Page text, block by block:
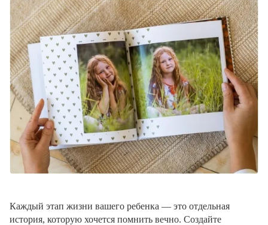
Каждый этап жизни вашего ребенка — это отдельная
история, которую хочется помнить вечно. Создайте